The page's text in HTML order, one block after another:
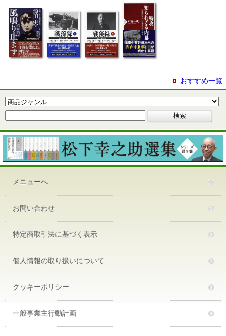
おすすめ一覧
メニューへ
お問い合わせ
特定商取引法に基づく表示
個人情報の取り扱いについて
クッキーポリシー
一般事業主行動計画